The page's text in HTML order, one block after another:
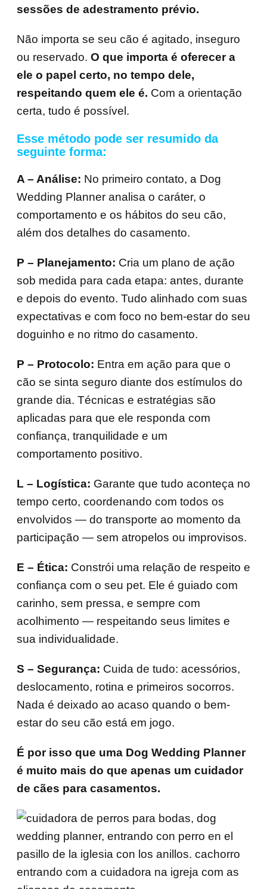
sessões de adestramento prévio.
Não importa se seu cão é agitado, inseguro
ou reservado. O que importa é oferecer a
ele o papel certo, no tempo dele,
respeitando quem ele é. Com a orientação
certa, tudo é possível.
Esse método pode ser resumido da
seguinte forma:
A – Análise: No primeiro contato, a Dog
Wedding Planner analisa o caráter, o
comportamento e os hábitos do seu cão,
além dos detalhes do casamento.
P – Planejamento: Cria um plano de ação
sob medida para cada etapa: antes, durante
e depois do evento. Tudo alinhado com suas
expectativas e com foco no bem-estar do seu
doguinho e no ritmo do casamento.
P – Protocolo: Entra em ação para que o
cão se sinta seguro diante dos estímulos do
grande dia. Técnicas e estratégias são
aplicadas para que ele responda com
confiança, tranquilidade e um
comportamento positivo.
L – Logística: Garante que tudo aconteça no
tempo certo, coordenando com todos os
envolvidos — do transporte ao momento da
participação — sem atropelos ou improvisos.
E – Ética: Constrói uma relação de respeito e
confiança com o seu pet. Ele é guiado com
carinho, sem pressa, e sempre com
acolhimento — respeitando seus limites e
sua individualidade.
S – Segurança: Cuida de tudo: acessórios,
deslocamento, rotina e primeiros socorros.
Nada é deixado ao acaso quando o bem-
estar do seu cão está em jogo.
É por isso que uma Dog Wedding Planner
é muito mais do que apenas um cuidador
de cães para casamentos.